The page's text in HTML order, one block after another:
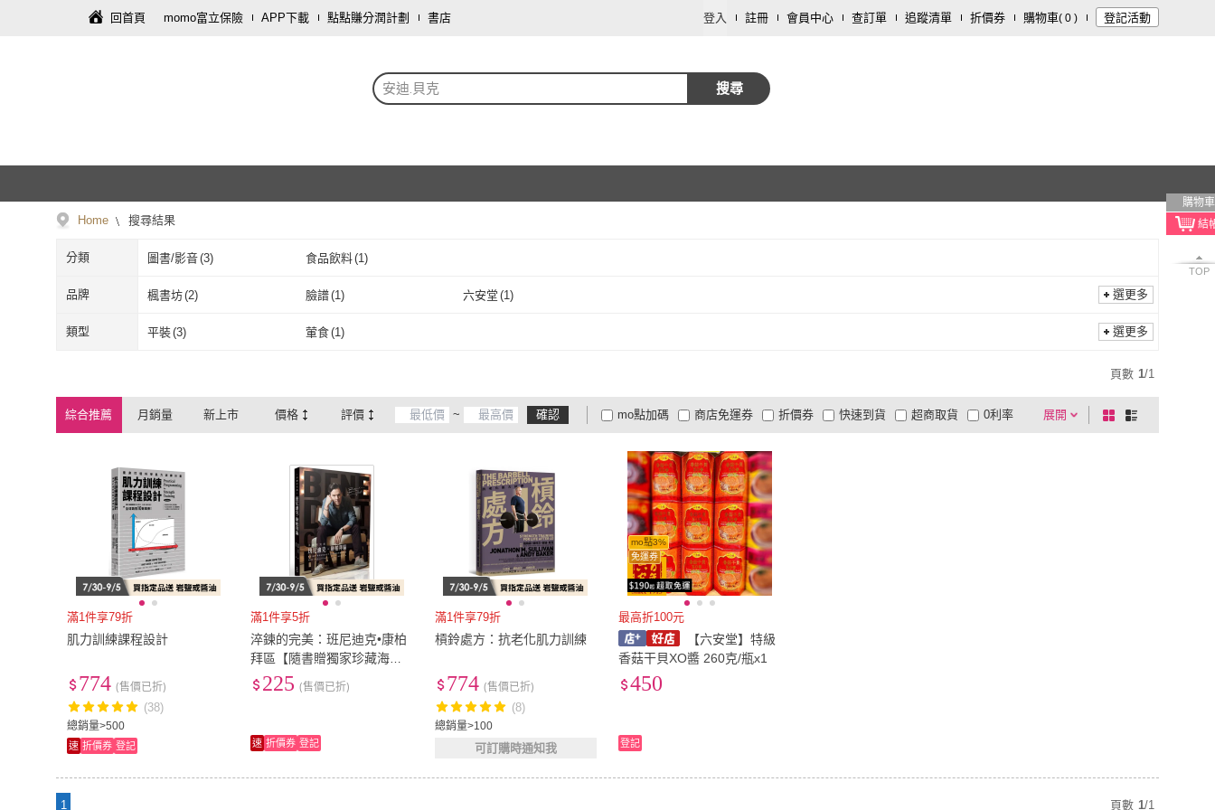
回首頁 momo富立保險 APP下載 點點賺分潤計劃 書店 登入 註冊 會員中心 查訂單 追蹤清單 折價券 購物車( 0 ) 登記活動
安迪.貝克 搜尋
購物車
TOP
Home 搜尋結果
分類 圖書/影音(3) 食品飲料(1)
品牌 楓書坊(2) 臉譜(1) 六安堂 (1)
楓書坊 臉譜
選更多
類型 平裝(3) 葷食(1) 選更多
頁數 1/1
綜合推薦 月銷量 新上市 價格 評價 ~ 確認 展開
折價券
有影片
商品有量 電視購物
mo點加碼 快速到貨 超商取貨
低溫宅配
大家電安心配
大家電快配
定期配/分次配
商店免運券 0利率
及以上 3 及以上
棋
盤
列
滿1件享79折
肌力訓練課程設計
總銷量>500
774 (售價已折)
(38)
速 折價券 登記
滿1件享5折
淬鍊的完美：班尼迪克•康柏
拜區【隨書贈獨家珍藏海
報】
225 (售價已折)
速 折價券 登記
滿1件享79折
槓鈴處方：抗老化肌力訓練
總銷量>100
774 (售價已折)
(8)
可訂購時通知我
mo點3%
免運券
最高折100元
【六安堂】特級
香菇干貝XO醬 260克/瓶x1
450
登記
1 頁數 1/1